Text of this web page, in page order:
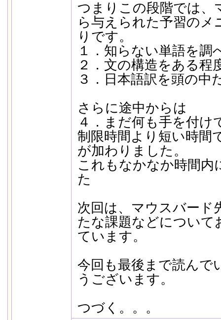
つまりこの段階では、
ら与えられた予習のメ
りです。
１．知らない単語を調
２．文の構造をある程
３．日本語訳を頭の中
さらに途中からは
４．まだ何も手を付け
制限時間より短い時間
が加わりました。
これもなかなか時間内
た
次回は、マウスバード
たな課題などについて
ています。
今回も最後まで読んで
うございます。
つづく。。。